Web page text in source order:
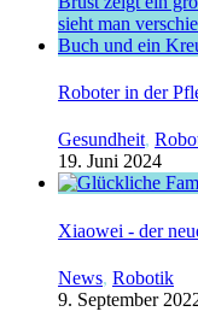
Roboter in der
Gesundheit,
19. Juni 2024
Xiaowei - der
News, Robotik
9. September